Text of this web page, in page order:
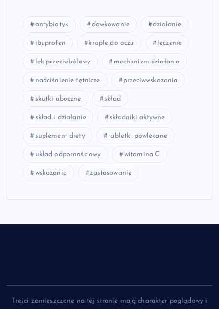
antybiotyk dawkowanie działanie
ibuprofen krople do oczu leczenie
lek przeciwbólowy mechanizm działania
nadciśnienie tętnicze przeciwwskazania
skutki uboczne skład
skład i działanie składniki aktywne
suplement diety tabletki powlekane
układ odpornościowy witamina C
wskazania zastosowanie
Treści zamieszczone na tej stronie mają charakter poglądowy i